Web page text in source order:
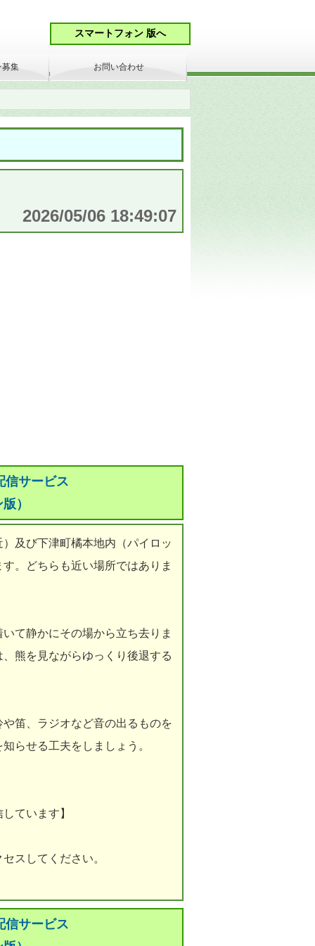
2026/05/06 18:49:07
信サービス
）
及び下津町橘本地内（パイロッ
。どちらも近い場所ではありま
て静かにその場から立ち去りま
熊を見ながらゆっくり後退する
笛、ラジオなど音の出るものを
らせる工夫をしましょう。
ています】
スしてください。
信サービス
募集 お問い合わせ